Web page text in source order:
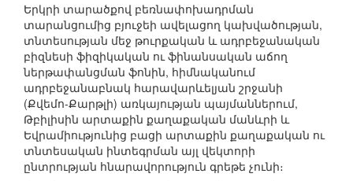
Երկրի տարածքով բեռնափոխադրման
տարանցումից բյուջեի ավելացող կախվածության,
տնտեսության մեջ թուրքական և ադրբեջանական
բիզնեսի ֆիզիկական ու ֆինանսական աճող
ներթափանցման ֆոնին, հիմնականում
ադրբեջանաբնակ հարավարևելյան շրջանի
(Քվեմո-Քարթլի) առկայության պայմաններում,
Թբիլիսին արտաքին քաղաքական մանևրի և
Եվրամիությունից բացի արտաքին քաղաքական ու
տնտեսական ինտեգրման այլ վեկտորի
ընտրության հնարավորություն գրեթե չունի։